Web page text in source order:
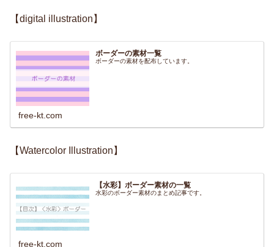
【digital illustration】
ボーダーの素材一覧
ボーダーの素材を配布しています。
free-kt.com
【Watercolor Illustration】
【水彩】ボーダー素材の一覧
水彩のボーダー素材のまとめ記事です。
free-kt.com